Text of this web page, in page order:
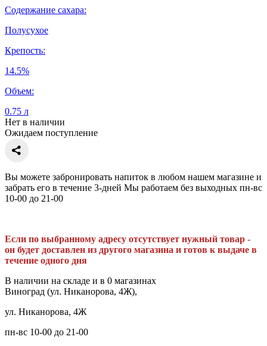
Содержание сахара:
Полусухое
Крепость:
14.5%
Объем:
0.75 л
Нет в наличии
Ожидаем поступление
Вы можете забронировать напиток в любом нашем магазине и
забрать его в течение 3-дней Мы работаем без выходных пн-вс
10-00 до 21-00
Если по выбранному адресу отсутствует нужный товар -
он будет доставлен из другого магазина и готов к выдаче в
течение одного дня
В наличии на складе и в 0 магазинах
Виноград (ул. Никанорова, 4Ж),
ул. Никанорова, 4Ж
пн-вс 10-00 до 21-00